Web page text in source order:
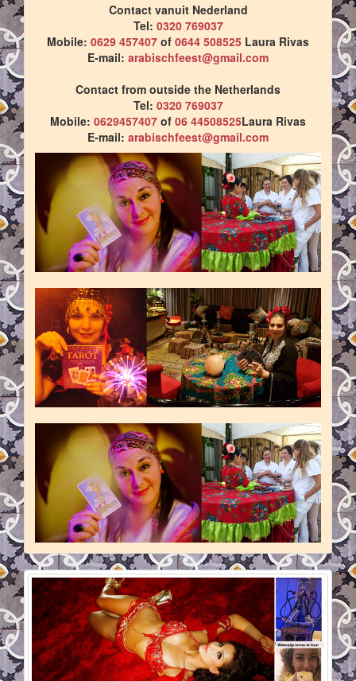
Contact vanuit Nederland
Tel: 0320 769037
Mobile: 0629 457407 of 0644 508525 Laura Rivas
E-mail: arabischfeest@gmail.com
Contact from outside the Netherlands
Tel: 0320 769037
Mobile: 0629457407 of 06 44508525Laura Rivas
E-mail: arabischfeest@gmail.com